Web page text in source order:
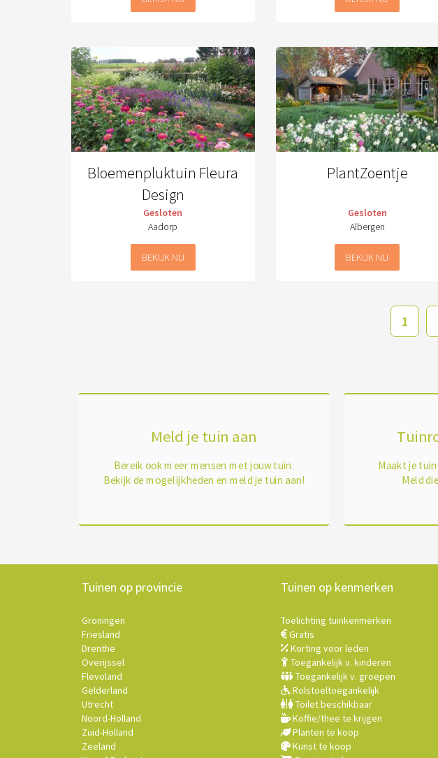
Bloemenpluktuin Fleura
Design
Gesloten
Aadorp
BEKIJK NU
PlantZoentje
Gesloten
Albergen
BEKIJK NU
1
Meld je tuin aan
Bereik ook meer mensen met jouw tuin.
Bekijk de mogelijkheden en meld je tuin aan!
Maakt je
Meld
Tuinen op provincie
Groningen
Friesland
Drenthe
Overijssel
Flevoland
Gelderland
Utrecht
Noord-Holland
Zuid-Holland
Zeeland
Tuinen op kenmerken
Toelichting tuinkenmerken
Gratis
Korting voor leden
Toegankelijk v. kinderen
Toegankelijk v. groepen
Rolstoeltoegankelijk
Toilet beschikbaar
Koffie/thee te krijgen
Planten te koop
Kunst te koop